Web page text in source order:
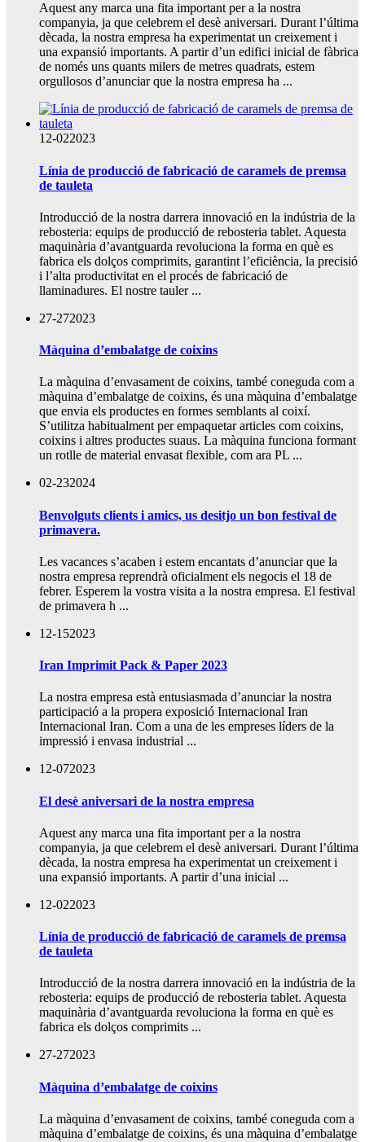
Aquest any marca una fita important per a la nostra
companyia, ja que celebrem el desè aniversari. Durant l’última
dècada, la nostra empresa ha experimentat un creixement i
una expansió importants. A partir d’un edifici inicial de fàbrica
de només uns quants milers de metres quadrats, estem
orgullosos d’anunciar que la nostra empresa ha ...
12-022023
Línia de producció de fabricació de caramels de premsa
de tauleta
Introducció de la nostra darrera innovació en la indústria de la
rebosteria: equips de producció de rebosteria tablet. Aquesta
maquinària d’avantguarda revoluciona la forma en què es
fabrica els dolços comprimits, garantint l’eficiència, la precisió
i l’alta productivitat en el procés de fabricació de
llaminadures. El nostre tauler ...
27-272023
Màquina d’embalatge de coixins
La màquina d’envasament de coixins, també coneguda com a
màquina d’embalatge de coixins, és una màquina d’embalatge
que envia els productes en formes semblants al coixí.
S’utilitza habitualment per empaquetar articles com coixins,
coixins i altres productes suaus. La màquina funciona formant
un rotlle de material envasat flexible, com ara PL ...
02-232024
Benvolguts clients i amics, us desitjo un bon festival de
primavera.
Les vacances s’acaben i estem encantats d’anunciar que la
nostra empresa reprendrà oficialment els negocis el 18 de
febrer. Esperem la vostra visita a la nostra empresa. El festival
de primavera h ...
12-152023
Iran Imprimit Pack & Paper 2023
La nostra empresa està entusiasmada d’anunciar la nostra
participació a la propera exposició Internacional Iran
Internacional Iran. Com a una de les empreses líders de la
impressió i envasa industrial ...
12-072023
El desè aniversari de la nostra empresa
Aquest any marca una fita important per a la nostra
companyia, ja que celebrem el desè aniversari. Durant l’última
dècada, la nostra empresa ha experimentat un creixement i
una expansió importants. A partir d’una inicial ...
12-022023
Línia de producció de fabricació de caramels de premsa
de tauleta
Introducció de la nostra darrera innovació en la indústria de la
rebosteria: equips de producció de rebosteria tablet. Aquesta
maquinària d’avantguarda revoluciona la forma en què es
fabrica els dolços comprimits ...
27-272023
Màquina d’embalatge de coixins
La màquina d’envasament de coixins, també coneguda com a
màquina d’embalatge de coixins, és una màquina d’embalatge